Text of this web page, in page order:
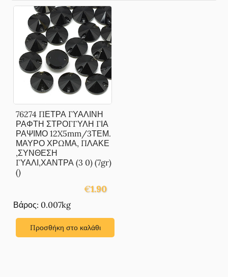
76274 ΠΕΤΡΑ ΓΥΑΛΙΝΗ
ΡΑΦΤΗ ΣΤΡΟΓΓΥΛΗ ΓΙΑ
ΡΑΨΙΜΟ 12X5mm/3ΤΕΜ.
ΜΑΥΡΟ ΧΡΩΜΑ, ΠΛΑΚΕ
,ΣΥΝΘΕΣΗ
ΓΥΑΛΙ,ΧΑΝΤΡΑ (3 0) (7gr)
()
€1.90
Βάρος: 0.007kg
Προσθήκη στο καλάθι